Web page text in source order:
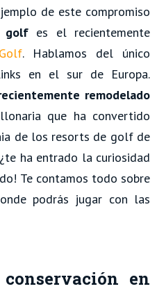
de este compromiso
golf es el recientemente
. Hablamos del único
en el sur de Europa.
remodelado
que ha convertido
de los resorts de golf de
ha entrado la curiosidad
Te contamos todo sobre
podrás jugar con las
en